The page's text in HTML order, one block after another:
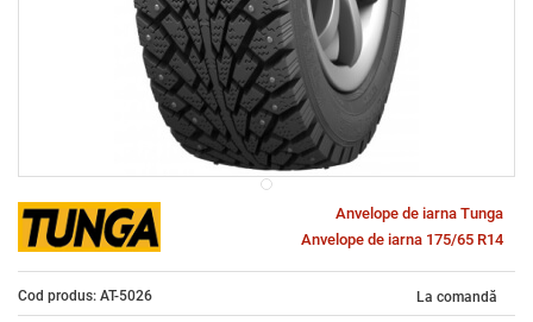
Anvelope de iarna Tunga
Anvelope de iarna 175/65 R14
Cod produs: AT-5026 La comandă